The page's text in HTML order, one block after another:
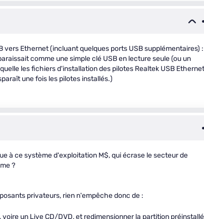
Ethernet (incluant quelques ports USB supplémentaires) :
comme une simple clé USB en lecture seule (ou un
les fichiers d'installation des pilotes Realtek USB Ethernet
une fois les pilotes installés.)
à ce système d'exploitation M$, qui écrase le secteur de
?
privateurs, rien n'empêche donc de :
un Live CD/DVD, et redimensionner la partition